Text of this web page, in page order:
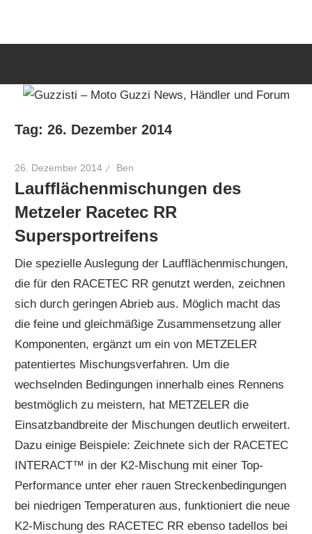
Moto
News,
Händler
und
Forum
Tag:26. Dezember 2014
26. Dezember 2014 Ben
Laufflächenmischungen des
Metzeler Racetec RR
Supersportreifens
Die spezielle Auslegung der Laufflächenmischungen,
die für den RACETEC RR genutzt werden, zeichnen
sich durch geringen Abrieb aus. Möglich macht das
die feine und gleichmäßige Zusammensetzung aller
Komponenten, ergänzt um ein von METZELER
patentiertes Mischungsverfahren. Um die
wechselnden Bedingungen innerhalb eines Rennens
bestmöglich zu meistern, hat METZELER die
Einsatzbandbreite der Mischungen deutlich erweitert.
Dazu einige Beispiele: Zeichnete sich der RACETEC
INTERACT™ in der K2-Mischung mit einer Top-
Performance unter eher rauen Streckenbedingungen
bei niedrigen Temperaturen aus, funktioniert die neue
K2-Mischung des RACETEC RR ebenso tadellos bei